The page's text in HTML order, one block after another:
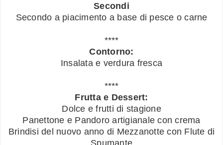
Secondi
Secondo a piacimento a base di pesce o carne
****
Contorno:
Insalata e verdura fresca
****
Frutta e Dessert:
Dolce e frutti di stagione
Panettone e Pandoro artigianale con crema
Brindisi del nuovo anno di Mezzanotte con Flute di
Spumante